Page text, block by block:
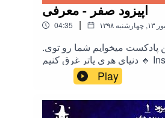
اپیزود صفر - معرفی
04:35 |
.با هر قسمت از این پادکست میخوایم شما رو توی
دنیای هری پاتر غرق کنیم 🔸 Instagram:
instagram.com/
twitter.com/hpotterpodcast 🔸
www.harrypotterpodcast.ir
Play